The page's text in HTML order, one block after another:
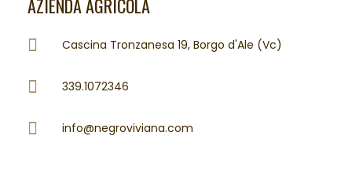
AZIENDA AGRICOLA
Cascina Tronzanesa 19, Borgo d'Ale (Vc)
339.1072346
info@negroviviana.com